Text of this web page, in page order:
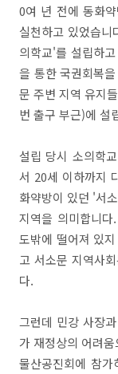
0여 년 전에 동화
실천하고 있었습
의학교'를 설립하
을 통한 국권회복
문 주변 지역 유지
번 출구 부근)에 설
설립 당시 소의학
서 20세 이하까지
화약방이 있던 '서
지역을 의미합니
도밖에 떨어져 있
고 서소문 지역사
다.
그런데 민강 사장
가 재정상의 어려
물산공진회에 참